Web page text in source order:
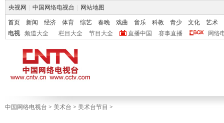
央视网 中国网络电视台 网站地图
首页 新闻 经济 体育 综艺 春晚 戏曲 音乐 科教 青少 文化
艺术
电视
频道大全 栏目大全 节目大全 直播中国 赛事直播 网络
中国网络电视台 > 美术台 > 美术台节目 >